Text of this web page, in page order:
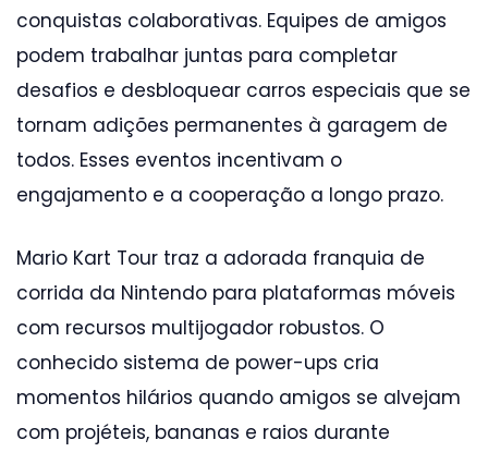
conquistas colaborativas. Equipes de amigos
podem trabalhar juntas para completar
desafios e desbloquear carros especiais que se
tornam adições permanentes à garagem de
todos. Esses eventos incentivam o
engajamento e a cooperação a longo prazo.
Mario Kart Tour traz a adorada franquia de
corrida da Nintendo para plataformas móveis
com recursos multijogador robustos. O
conhecido sistema de power-ups cria
momentos hilários quando amigos se alvejam
com projéteis, bananas e raios durante